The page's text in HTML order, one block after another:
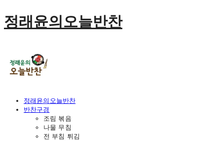
정래윤의오늘반찬
정래윤의오늘반찬
반찬구경
조림 볶음
나물 무침
전 부침 튀김